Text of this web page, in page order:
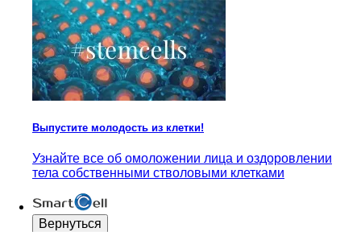
Выпустите молодость из клетки!
Узнайте все об омоложении лица и оздоровлении
тела собственными стволовыми клетками
Вернуться